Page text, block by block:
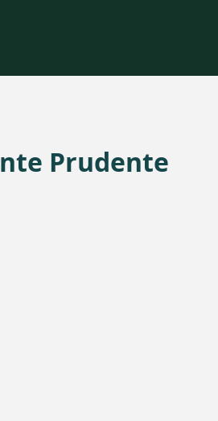
Prudente